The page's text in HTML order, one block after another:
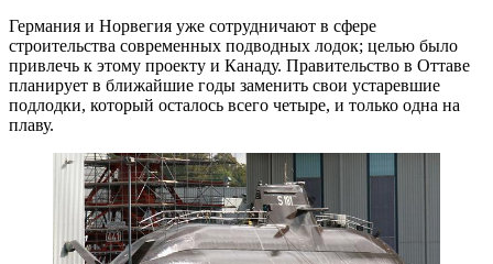
Германия и Норвегия уже сотрудничают в сфере
строительства современных подводных лодок; целью было
привлечь к этому проекту и Канаду. Правительство в Оттаве
планирует в ближайшие годы заменить свои устаревшие
подлодки, который осталось всего четыре, и только одна на
плаву.